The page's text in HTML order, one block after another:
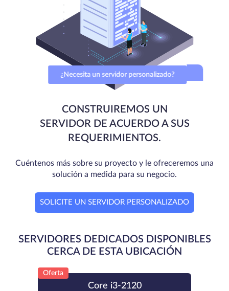
¿Necesita un servidor personalizado?
CONSTRUIREMOS UN
SERVIDOR DE ACUERDO A SUS
REQUERIMIENTOS.
Cuéntenos más sobre su proyecto y le ofreceremos una
solución a medida para su negocio.
SOLICITE UN SERVIDOR PERSONALIZADO
SERVIDORES DEDICADOS DISPONIBLES
CERCA DE ESTA UBICACIÓN
Oferta
Core i3-2120